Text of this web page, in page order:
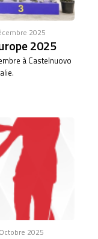
2025
2025
à Castelnuovo
2025